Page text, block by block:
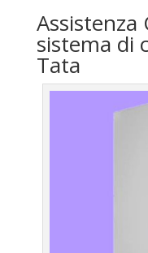
Assistenza
sistema di
Tata